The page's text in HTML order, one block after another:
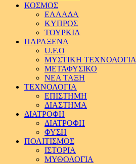
ΚΟΣΜΟΣ
ΕΛΛΑΔΑ
ΚΥΠΡΟΣ
ΤΟΥΡΚΙΑ
ΠΑΡΑΞΕΝΑ
U.F.O
ΜΥΣΤΙΚΗ ΤΕΧΝΟΛΟΓΙΑ
ΜΕΤΑΦΥΣΙΚΟ
ΝΕΑ ΤΑΞΗ
ΤΕΧΝΟΛΟΓΙΑ
ΕΠΙΣΤΗΜΗ
ΔΙΑΣΤΗΜΑ
ΔΙΑΤΡΟΦΗ
ΔΙΑΤΡΟΦΗ
ΦΥΣΗ
ΠΟΛΙΤΙΣΜΟΣ
ΙΣΤΟΡΙΑ
ΜΥΘΟΛΟΓΙΑ